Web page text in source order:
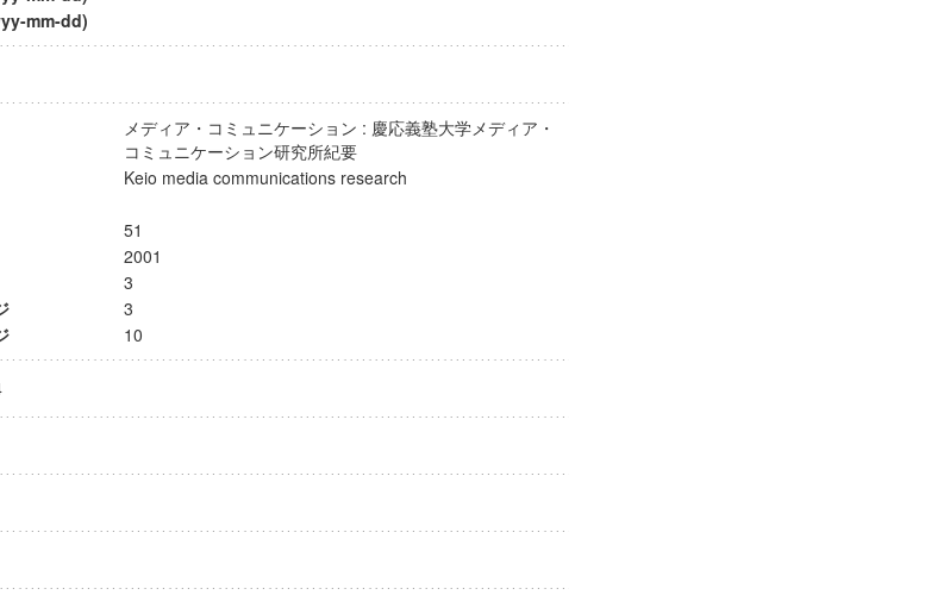
mm-dd)
メディア・コミュニケーション : 慶応義塾大学メディア・
コミュニケーション研究所紀要
Keio media communications research
51
2001
3
3
10